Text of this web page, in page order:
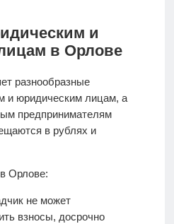
и
в Орлове
разнообразные
и юридическим лицам, а
предпринимателям
в рублях и
в Орлове:
не может
взносы, досрочно